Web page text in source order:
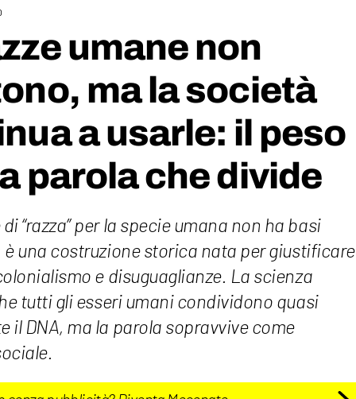
umane non
ma la società
a usarle: il peso
parola che divide
“razza” per la specie umana non ha basi
una costruzione storica nata per giustificare
e disuguaglianze. La scienza
tutti gli esseri umani condividono quasi
il DNA, ma la parola sopravvive come